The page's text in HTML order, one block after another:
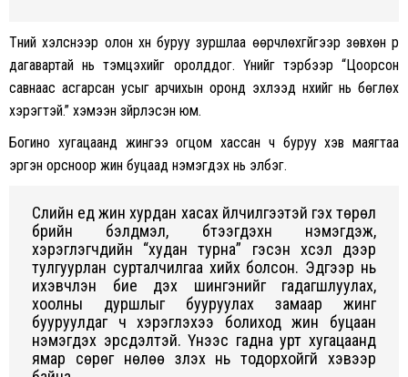
Түүний хэлснээр олон хүн буруу зуршлаа өөрчлөхгүйгээр зөвхөн үр
дагавартай нь тэмцэхийг оролддог. Үүнийг тэрбээр “Цоорсон
савнаас асгарсан усыг арчихын оронд эхлээд нүхийг нь бөглөх
хэрэгтэй.” хэмээн зүйрлэсэн юм.
Богино хугацаанд жингээ огцом хассан ч буруу хэв маягтаа
эргэн орсноор жин буцаад нэмэгдэх нь элбэг.
Сүүлийн үед жин хурдан хасах үйлчилгээтэй гэх төрөл
бүрийн бэлдмэл, бүтээгдэхүүн нэмэгдэж,
хэрэглэгчдийн “худан турна” гэсэн хүсэл дээр
тулгуурлан сурталчилгаа хийх болсон. Эдгээр нь
ихэвчлэн бие дэх шингэнийг гадагшлуулах,
хоолны дуршлыг бууруулах замаар жинг
бууруулдаг ч хэрэглэхээ болиход жин буцаан
нэмэгдэх эрсдэлтэй. Үүнээс гадна урт хугацаанд
ямар сөрөг нөлөө үзүүлэх нь тодорхойгүй хэвээр